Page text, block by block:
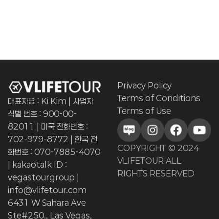
대표자명 : Ki Kim | 사업자
식별 번호 : 900-00-
82011 | 미국 전화번호 :
702-979-8772 | 한국 전
화번호 : 070-7885-4070
| kakaotalk ID :
vegastourgroup |
info@vlifetour.com
6431 W Sahara Ave
Ste#250., Las Vegas,
Privacy Policy
Terms of Conditions
Terms of Use
COPYRIGHT © 2024
VLIFETOUR ALL
RIGHTS RESERVED